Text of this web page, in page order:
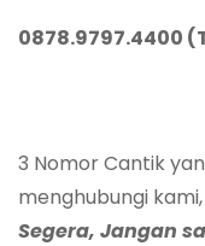
0878.9797.4400
3 Nomor Cantik
menghubungi kami,
Segera, Jangan